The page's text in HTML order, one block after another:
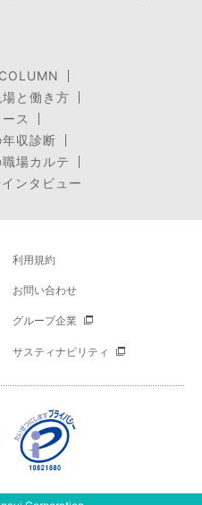
と働き方
ス
収診断
場カルテ
ンタビュー
利用規約
お問い合わせ
グループ企業
サスティナビリティ